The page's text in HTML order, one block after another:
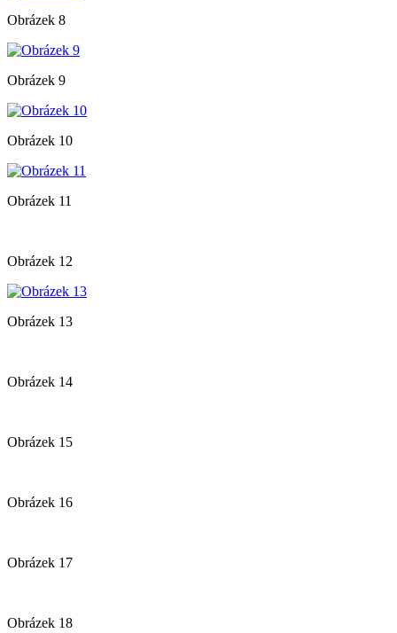
Obrázek 8
Obrázek 9
Obrázek 10
Obrázek 11
Obrázek 12
Obrázek 13
Obrázek 14
Obrázek 15
Obrázek 16
Obrázek 17
Obrázek 18